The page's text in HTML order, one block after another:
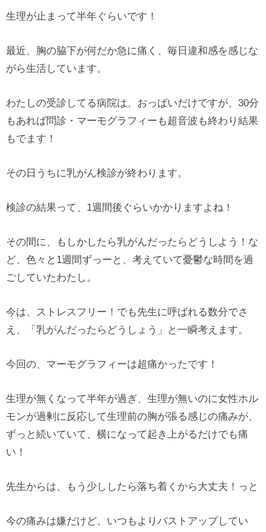
生理が止まって半年ぐらいです！
最近、胸の脇下が何だか急に痛く、毎日違和感を感じな
がら生活しています。
わたしの受診してる病院は、おっぱいだけですが、30分
もあれば問診・マーモグラフィーも超音波も終わり結果
もでます！
その日うちに乳がん検診が終わります。
検診の結果って、1週間後ぐらいかかりますよね！
その間に、もしかしたら乳がんだったらどうしよう！な
ど、色々と1週間ずっーと、考えていて憂鬱な時間を過
ごしていたわたし。
今は、ストレスフリー！でも先生に呼ばれる数分でさ
え、「乳がんだったらどうしょう」と一瞬考えます。
今回の、マーモグラフィーは超痛かったです！
生理が無くなって半年が過ぎ、生理が無いのに女性ホル
モンが過剰に反応して生理前の胸が張る感じの痛みが、
ずっと続いていて、横になって起き上がるだけでも痛
い！
先生からは、もう少ししたら落ち着くから大丈夫！っと
今の痛みは嫌だけど、いつもよりバストアップしてい